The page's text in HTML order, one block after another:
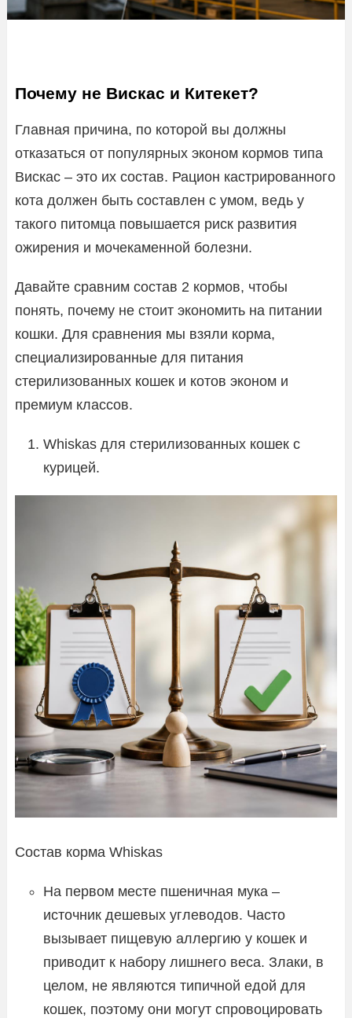
Почему не Вискас и Китекет?
Главная причина, по которой вы должны
отказаться от популярных эконом кормов типа
Вискас – это их состав. Рацион кастрированного
кота должен быть составлен с умом, ведь у
такого питомца повышается риск развития
ожирения и мочекаменной болезни.
Давайте сравним состав 2 кормов, чтобы
понять, почему не стоит экономить на питании
кошки. Для сравнения мы взяли корма,
специализированные для питания
стерилизованных кошек и котов эконом и
премиум классов.
Whiskas для стерилизованных кошек с
курицей.
Состав корма Whiskas
На первом месте пшеничная мука –
источник дешевых углеводов. Часто
вызывает пищевую аллергию у кошек и
приводит к набору лишнего веса. Злаки, в
целом, не являются типичной едой для
кошек, поэтому они могут спровоцировать